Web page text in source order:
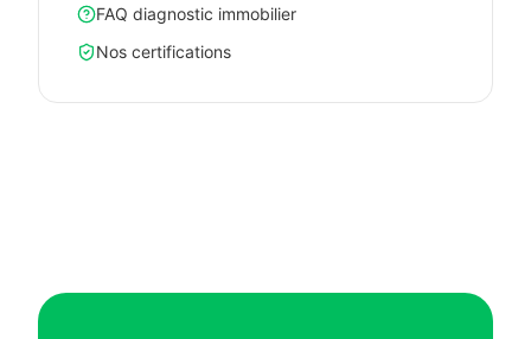
FAQ diagnostic immobilier
Nos certifications